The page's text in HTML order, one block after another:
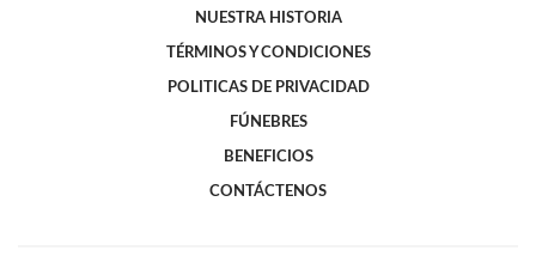
NUESTRA HISTORIA
TÉRMINOS Y CONDICIONES
POLITICAS DE PRIVACIDAD
FÚNEBRES
BENEFICIOS
CONTÁCTENOS